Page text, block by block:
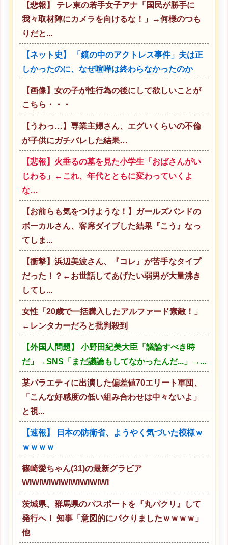
【悲報】 テレ東の若手女子アナ「国民が勝手に
我々取材陣にカメラを向けるな！」→何様のつも
りだと...
【ネット史】 「鏡の中のアクトレス事件」夫は正
しかったのに、なぜ喧嘩は終わらなかったのか
【画像】女の子が性行為の後にして欲しいことが
こちら・・・
【うわっ…】専業主婦さん、エグいくらいの不倫
が子供にガチバレした結果…
【悲報】火垂るの墓を見た小学生「おばさんがい
じわる」←これ、年代とともに変わっていくよ
な…
【お前らも気をつけような！】ガールズバンドの
ボーカルさん、客席ダイブした結果『こう』なっ
てしま...
【衝撃】浜辺美波さん、『コレ』が苦手なタイプ
だった！？←お世話してあげたい弱男が大量沸き
してし...
女性「20歳で一括購入したアルファード素敵！」
←レンタカーだろと批判殺到
【外国人問題】 小野田紀美大臣「議論すべき時
だ」→SNS「まだ議論もしてなかったんだ...」→...
某バラエティに出演した偏差値70エリート軍団、
「こんな好感度の低い組み合わせは中々ないよ」
と視...
【速報】 日本の防衛省、ようやく気づいた模様ｗ
ｗｗｗｗ
篠崎愛ちゃん(31)の最新グラビア
WIWIWIWIWIWIWIWIWI
茨城県、群馬県のパスポートを『丸パクリ』して
発行へ！ 知事「意図的にパクりましたｗｗｗｗ」
他